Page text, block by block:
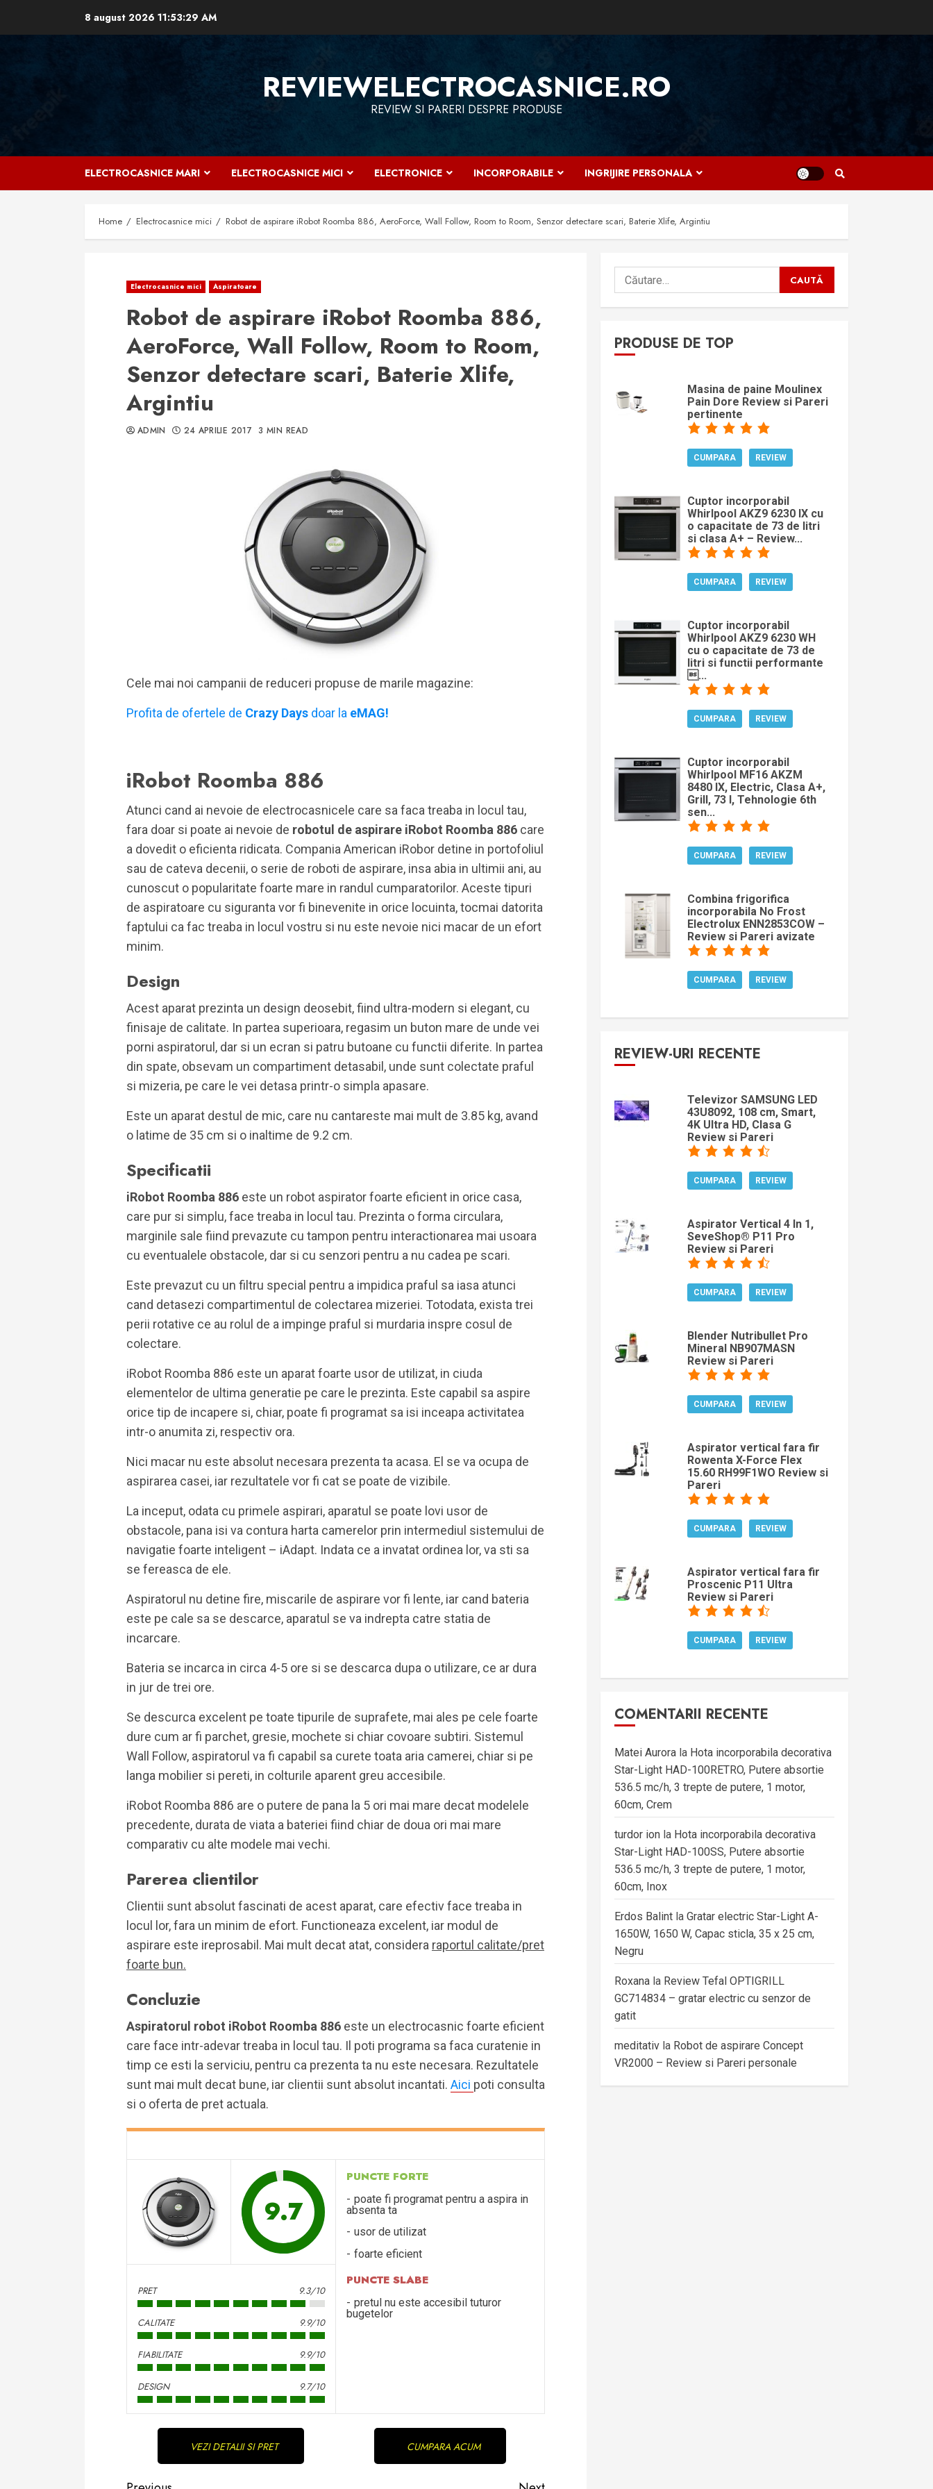
8 august 2026 11:53:30 AM
REVIEWELECTROCASNICE.RO
REVIEW SI PARERI DESPRE PRODUSE
ELECTROCASNICE MARI ELECTROCASNICE MICI ELECTRONICE INCORPORABILE INGRIJIRE PERSONALA
Home Electrocasnice mici Robot de aspirare iRobot Roomba 886, AeroForce, Wall Follow, Room to Room, Senzor detectare scari, Baterie Xlife, Argintiu
Electrocasnice mici Aspiratoare
Robot de aspirare iRobot Roomba 886,
AeroForce, Wall Follow, Room to Room,
Senzor detectare scari, Baterie Xlife,
Argintiu
ADMIN 24 APRILIE 2017 3 MIN READ
Cele mai noi campanii de reduceri propuse de marile magazine:
Profita de ofertele de Crazy Days doar la eMAG!
iRobot Roomba 886
Atunci cand ai nevoie de electrocasnicele care sa faca treaba in locul tau,
fara doar si poate ai nevoie de robotul de aspirare iRobot Roomba 886 care
a dovedit o eficienta ridicata. Compania American iRobor detine in portofoliul
sau de cateva decenii, o serie de roboti de aspirare, insa abia in ultimii ani, au
cunoscut o popularitate foarte mare in randul cumparatorilor. Aceste tipuri
de aspiratoare cu siguranta vor fi binevenite in orice locuinta, tocmai datorita
faptului ca fac treaba in locul vostru si nu este nevoie nici macar de un efort
minim.
Design
Acest aparat prezinta un design deosebit, fiind ultra-modern si elegant, cu
finisaje de calitate. In partea superioara, regasim un buton mare de unde vei
porni aspiratorul, dar si un ecran si patru butoane cu functii diferite. In partea
din spate, obsevam un compartiment detasabil, unde sunt colectate praful
si mizeria, pe care le vei detasa printr-o simpla apasare.
Este un aparat destul de mic, care nu cantareste mai mult de 3.85 kg, avand
o latime de 35 cm si o inaltime de 9.2 cm.
Specificatii
iRobot Roomba 886 este un robot aspirator foarte eficient in orice casa,
care pur si simplu, face treaba in locul tau. Prezinta o forma circulara,
marginile sale fiind prevazute cu tampon pentru interactionarea mai usoara
cu eventualele obstacole, dar si cu senzori pentru a nu cadea pe scari.
Este prevazut cu un filtru special pentru a impidica praful sa iasa atunci
cand detasezi compartimentul de colectarea mizeriei. Totodata, exista trei
perii rotative ce au rolul de a impinge praful si murdaria inspre cosul de
colectare.
iRobot Roomba 886 este un aparat foarte usor de utilizat, in ciuda
elementelor de ultima generatie pe care le prezinta. Este capabil sa aspire
orice tip de incapere si, chiar, poate fi programat sa isi inceapa activitatea
intr-o anumita zi, respectiv ora.
Nici macar nu este absolut necesara prezenta ta acasa. El se va ocupa de
aspirarea casei, iar rezultatele vor fi cat se poate de vizibile.
La inceput, odata cu primele aspirari, aparatul se poate lovi usor de
obstacole, pana isi va contura harta camerelor prin intermediul sistemului de
navigatie foarte inteligent – iAdapt. Indata ce a invatat ordinea lor, va sti sa
se fereasca de ele.
Aspiratorul nu detine fire, miscarile de aspirare vor fi lente, iar cand bateria
este pe cale sa se descarce, aparatul se va indrepta catre statia de
incarcare.
Bateria se incarca in circa 4-5 ore si se descarca dupa o utilizare, ce ar dura
in jur de trei ore.
Se descurca excelent pe toate tipurile de suprafete, mai ales pe cele foarte
dure cum ar fi parchet, gresie, mochete si chiar covoare subtiri. Sistemul
Wall Follow, aspiratorul va fi capabil sa curete toata aria camerei, chiar si pe
langa mobilier si pereti, in colturile aparent greu accesibile.
iRobot Roomba 886 are o putere de pana la 5 ori mai mare decat modelele
precedente, durata de viata a bateriei fiind chiar de doua ori mai mare
comparativ cu alte modele mai vechi.
Parerea clientilor
Clientii sunt absolut fascinati de acest aparat, care efectiv face treaba in
locul lor, fara un minim de efort. Functioneaza excelent, iar modul de
aspirare este ireprosabil. Mai mult decat atat, considera raportul calitate/pret
foarte bun.
Concluzie
Aspiratorul robot iRobot Roomba 886 este un electrocasnic foarte eficient
care face intr-adevar treaba in locul tau. Il poti programa sa faca curatenie in
timp ce esti la serviciu, pentru ca prezenta ta nu este necesara. Rezultatele
sunt mai mult decat bune, iar clientii sunt absolut incantati. Aici poti consulta
si o oferta de pret actuala.
9.7
PRET 9.3/10
CALITATE 9.9/10
FIABILITATE 9.9/10
DESIGN 9.7/10
PUNCTE FORTE
poate fi programat pentru a aspira in
absenta ta
usor de utilizat
foarte eficient
PUNCTE SLABE
pretul nu este accesibil tuturor
bugetelor
VEZI DETALII SI PRET CUMPARA ACUM
Continue
Reading
Caută
după:
PRODUSE DE TOP
Masina de paine Moulinex
Pain Dore Review si Pareri
pertinente
CUMPARA REVIEW
Cuptor incorporabil
Whirlpool AKZ9 6230 IX cu
o capacitate de 73 de litri
si clasa A+ – Review...
CUMPARA REVIEW
Cuptor incorporabil
Whirlpool AKZ9 6230 WH
cu o capacitate de 73 de
litri si functii performante
...
CUMPARA REVIEW
Cuptor incorporabil
Whirlpool MF16 AKZM
8480 IX, Electric, Clasa A+,
Grill, 73 l, Tehnologie 6th
sen...
CUMPARA REVIEW
Combina frigorifica
incorporabila No Frost
Electrolux ENN2853COW –
Review si Pareri avizate
CUMPARA REVIEW
REVIEW-URI RECENTE
Televizor SAMSUNG LED
43U8092, 108 cm, Smart,
4K Ultra HD, Clasa G
Review si Pareri
CUMPARA REVIEW
Aspirator Vertical 4 In 1,
SeveShop® P11 Pro
Review si Pareri
CUMPARA REVIEW
Blender Nutribullet Pro
Mineral NB907MASN
Review si Pareri
CUMPARA REVIEW
Aspirator vertical fara fir
Rowenta X-Force Flex
15.60 RH99F1WO Review si
Pareri
CUMPARA REVIEW
Aspirator vertical fara fir
Proscenic P11 Ultra
Review si Pareri
CUMPARA REVIEW
COMENTARII RECENTE
Matei Aurora la Hota incorporabila decorativa
Star-Light HAD-100RETRO, Putere absortie
536.5 mc/h, 3 trepte de putere, 1 motor,
60cm, Crem
turdor ion la Hota incorporabila decorativa
Star-Light HAD-100SS, Putere absortie
536.5 mc/h, 3 trepte de putere, 1 motor,
60cm, Inox
Erdos Balint laGratar electric Star-Light A-
1650W, 1650 W, Capac sticla, 35 x 25 cm,
Negru
Roxana la Review Tefal OPTIGRILL
GC714834 – gratar electric cu senzor de
gatit
meditativ la Robot de aspirare Concept
VR2000 – Review si Pareri personale